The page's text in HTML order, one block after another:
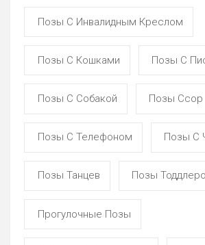
Позы С Инвалидным Креслом
Позы С Кошками Позы С
Позы С Собакой Позы Ссор
Позы С Телефоном Позы С
Позы Танцев Позы
Прогулочные Позы